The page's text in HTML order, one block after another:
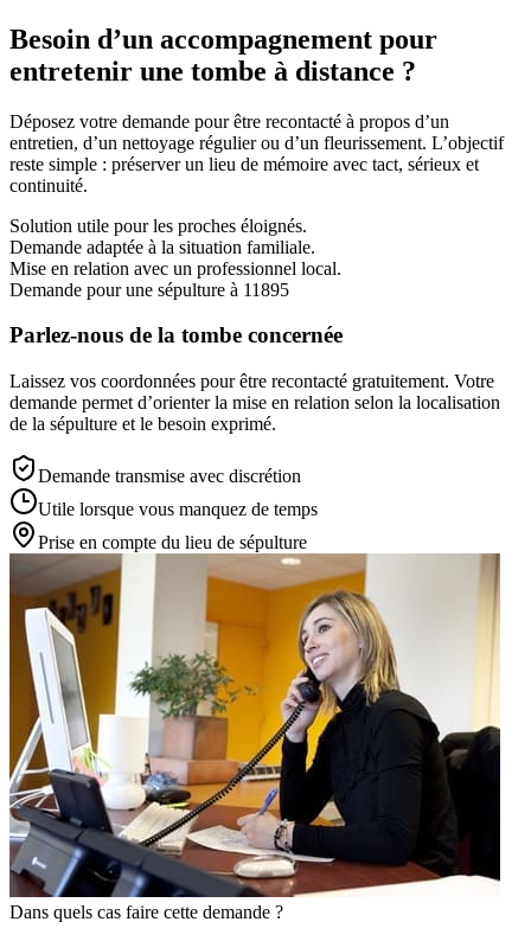
Besoin d’un accompagnement pour
entretenir une tombe à distance ?
Déposez votre demande pour être recontacté à propos d’un
entretien, d’un nettoyage régulier ou d’un fleurissement. L’objectif
reste simple : préserver un lieu de mémoire avec tact, sérieux et
continuité.
Solution utile pour les proches éloignés.
Demande adaptée à la situation familiale.
Mise en relation avec un professionnel local.
Demande pour une sépulture à 11895
Parlez-nous de la tombe concernée
Laissez vos coordonnées pour être recontacté gratuitement. Votre
demande permet d’orienter la mise en relation selon la localisation
de la sépulture et le besoin exprimé.
Demande transmise avec discrétion
Utile lorsque vous manquez de temps
Prise en compte du lieu de sépulture
Dans quels cas faire cette demande ?